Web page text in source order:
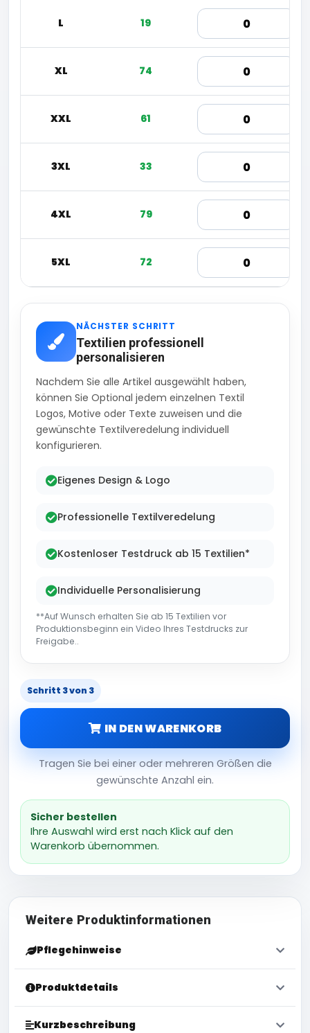
L 19
XL 74
XXL 61
3XL 33
4XL 79
5XL 72
NÄCHSTER SCHRITT
Textilien professionell
personalisieren
Nachdem Sie alle Artikel ausgewählt haben,
können Sie Optional jedem einzelnen Textil
Logos, Motive oder Texte zuweisen und die
gewünschte Textilveredelung individuell
konfigurieren.
Eigenes Design & Logo
Professionelle Textilveredelung
Kostenloser Testdruck ab 15 Textilien*
Individuelle Personalisierung
**Auf Wunsch erhalten Sie ab 15 Textilien vor
Produktionsbeginn ein Video Ihres Testdrucks zur
Freigabe..
Schritt 3 von 3
IN DEN WARENKORB
Tragen Sie bei einer oder mehreren Größen die
gewünschte Anzahl ein.
Sicher bestellen
Ihre Auswahl wird erst nach Klick auf den
Warenkorb übernommen.
Weitere Produktinformationen
Pflegehinweise
Produktdetails
Kurzbeschreibung